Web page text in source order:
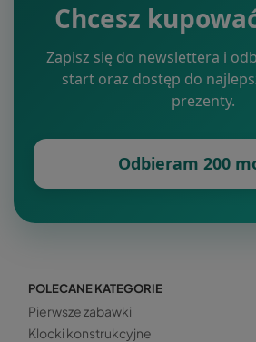
Chcesz
Zapisz się do newslettera i
start oraz dostęp do
prezenty.
Odbieram 200
POLECANE KATEGORIE
Pierwsze zabawki
Klocki konstrukcyjne